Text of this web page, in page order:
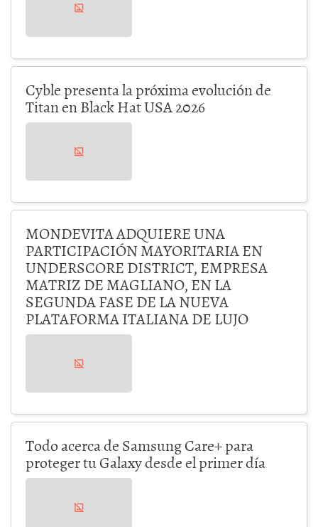
Cyble presenta la próxima evolución de
Titan en Black Hat USA 2026
MONDEVITA ADQUIERE UNA
PARTICIPACIÓN MAYORITARIA EN
UNDERSCORE DISTRICT, EMPRESA
MATRIZ DE MAGLIANO, EN LA
SEGUNDA FASE DE LA NUEVA
PLATAFORMA ITALIANA DE LUJO
Todo acerca de Samsung Care+ para
proteger tu Galaxy desde el primer día